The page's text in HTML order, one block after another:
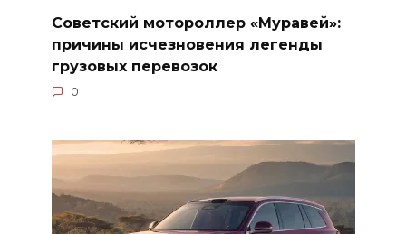
Советский мотороллер «Муравей»:
причины исчезновения легенды
грузовых перевозок
0